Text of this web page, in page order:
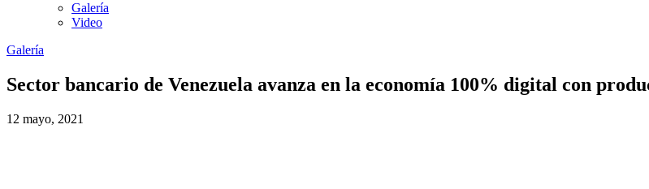
Galería
Video
Galería
Sector bancario de Venezuela avanza en la economía 100% digital con
12 mayo, 2021